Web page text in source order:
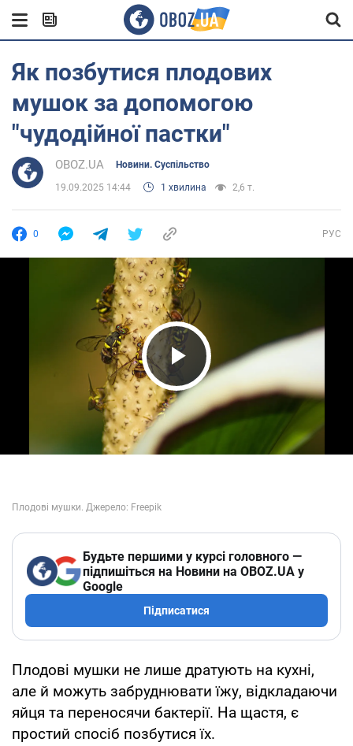
Як позбутися плодових
мушок за допомогою
"чудодійної пастки"
OBOZ.UA Новини. Суспільство
19.09.2025 14:44 1 хвилина 2,6 т.
0 РУС
Play Video
Будьте першими у курсі головного —
підпишіться на Новини на OBOZ.UA у
Google
Підписатися
Плодові мушки не лише дратують на кухні,
але й можуть забруднювати їжу, відкладаючи
яйця та переносячи бактерії. На щастя, є
простий спосіб позбутися їх.